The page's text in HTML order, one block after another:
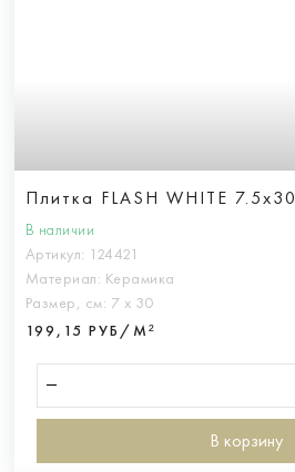
Плитка FLASH WHITE 7.5x30
В наличии
Артикул: 124421
Материал: Керамика
Размер, см: 7 х 30
199,15 РУБ/М²
В корзину